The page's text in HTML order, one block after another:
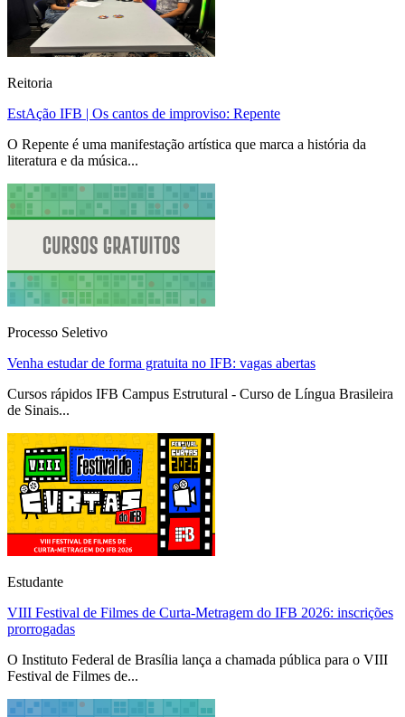
Reitoria
EstAção IFB | Os cantos de improviso: Repente
O Repente é uma manifestação artística que marca a história da
literatura e da música...
Processo Seletivo
Venha estudar de forma gratuita no IFB: vagas abertas
Cursos rápidos IFB Campus Estrutural - Curso de Língua Brasileira
de Sinais...
Estudante
VIII Festival de Filmes de Curta-Metragem do IFB 2026: inscrições
prorrogadas
O Instituto Federal de Brasília lança a chamada pública para o VIII
Festival de Filmes de...